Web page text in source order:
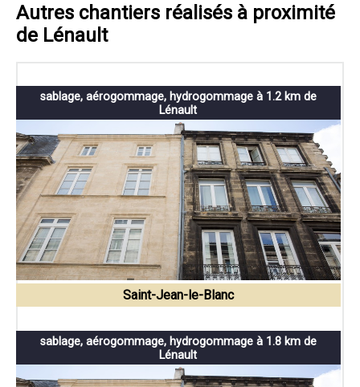
Autres chantiers réalisés à proximité
de Lénault
sablage, aérogommage, hydrogommage à 1.2 km de
Lénault
Saint-Jean-le-Blanc
sablage, aérogommage, hydrogommage à 1.8 km de
Lénault